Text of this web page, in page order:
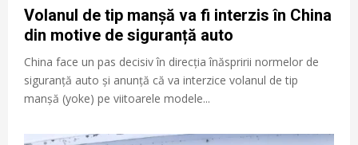
Volanul de tip manșă va fi interzis în China
din motive de siguranță auto
China face un pas decisiv în direcția înăspririi normelor de
siguranță auto și anunță că va interzice volanul de tip
manșă (yoke) pe viitoarele modele...